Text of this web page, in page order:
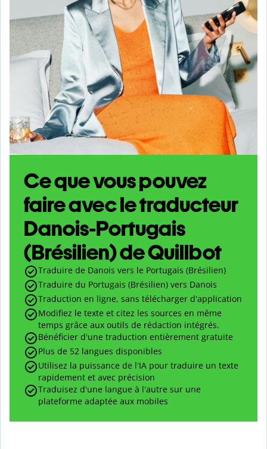
Ce que vous pouvez
faire avec le traducteur
Danois-Portugais
(Brésilien) de Quillbot
Traduire de Danois vers le Portugais (Brésilien)
Traduire du Portugais (Brésilien) vers Danois
Traduction en ligne, sans télécharger d'application
Modifiez le texte et citez les sources en même
temps grâce aux outils de rédaction intégrés.
Bénéficier d'une traduction entièrement gratuite
Plus de 52 langues disponibles
Utilisez la puissance de l'IA pour traduire un texte
rapidement et avec précision
Traduisez d'une langue à l'autre sur une
plateforme adaptée aux mobiles